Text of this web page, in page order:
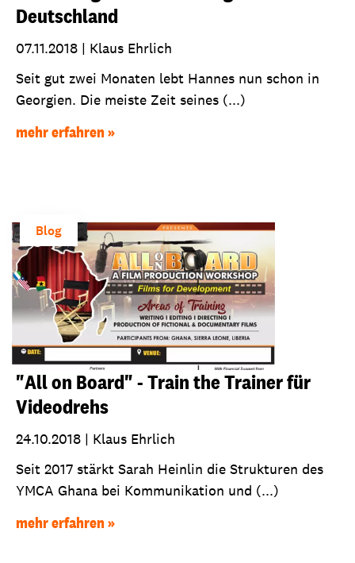
Deutschland
07.11.2018 | Klaus Ehrlich
Seit gut zwei Monaten lebt Hannes nun schon in
Georgien. Die meiste Zeit seines (...)
mehr erfahren
Blog
"All on Board" - Train the Trainer für
Videodrehs
24.10.2018 | Klaus Ehrlich
Seit 2017 stärkt Sarah Heinlin die Strukturen des
YMCA Ghana bei Kommunikation und (...)
mehr erfahren